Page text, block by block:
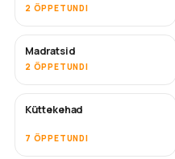
2 ÕPPETUNDI
Madratsid
2 ÕPPETUNDI
TULEMAS
Küttekehad
7 ÕPPETUNDI